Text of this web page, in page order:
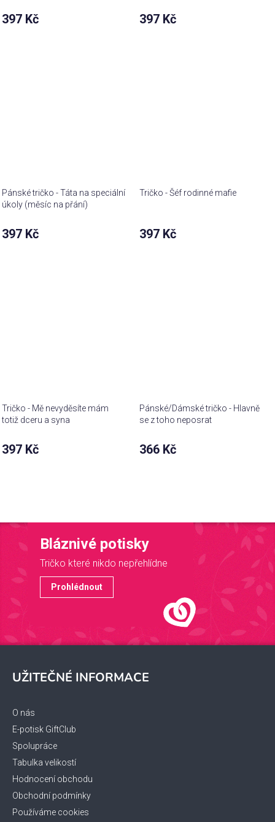
397 Kč 397 Kč
Pánské tričko - Táta na speciální
úkoly (měsíc na přání)
397 Kč
Tričko - Šéf rodinné mafie
397 Kč
Tričko - Mě nevyděsíte mám
totiž dceru a syna
397 Kč
Pánské/Dámské tričko - Hlavně
se z toho neposrat
366 Kč
Bláznivé potisky
Tričko které nikdo nepřehlídne
Prohlédnout
UŽITEČNÉ INFORMACE
O nás
E-potisk GiftClub
Spolupráce
Tabulka velikostí
Hodnocení obchodu
Obchodní podmínky
Používáme cookies